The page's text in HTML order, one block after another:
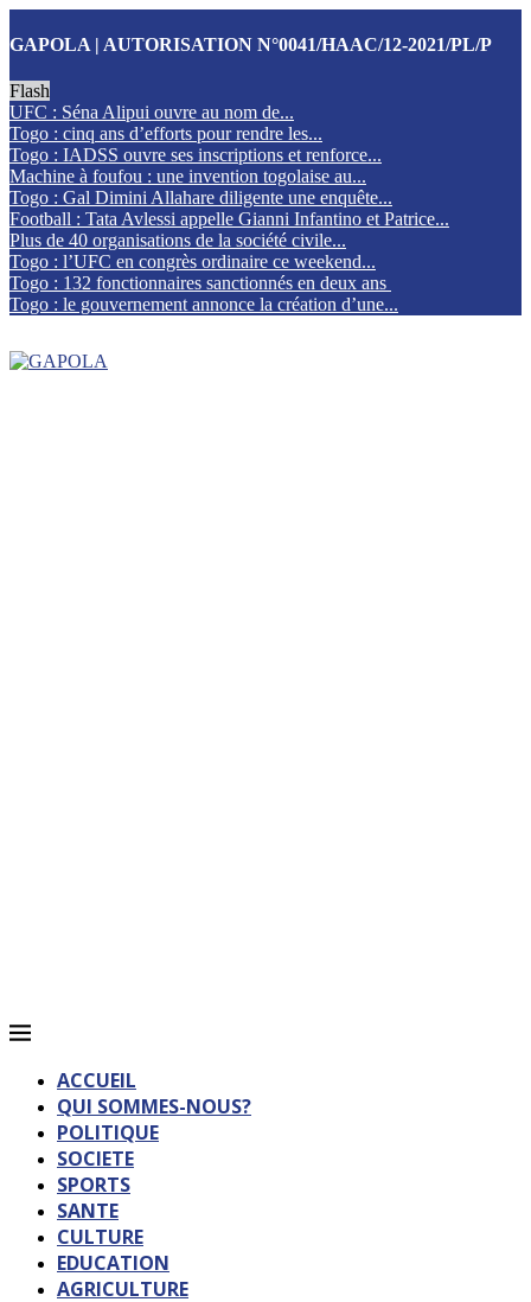
GAPOLA | AUTORISATION N°0041/HAAC/12-2021/PL/P
Flash
UFC : Séna Alipui ouvre au nom de...
Togo : cinq ans d’efforts pour rendre les...
Togo : IADSS ouvre ses inscriptions et renforce...
Machine à foufou : une invention togolaise au...
Togo : Gal Dimini Allahare diligente une enquête...
Football : Tata Avlessi appelle Gianni Infantino et Patrice...
Plus de 40 organisations de la société civile...
Togo : l’UFC en congrès ordinaire ce weekend...
Togo : 132 fonctionnaires sanctionnés en deux ans
Togo : le gouvernement annonce la création d’une...
ACCUEIL
QUI SOMMES-NOUS?
POLITIQUE
SOCIETE
SPORTS
SANTE
CULTURE
EDUCATION
AGRICULTURE